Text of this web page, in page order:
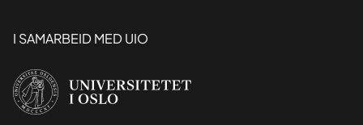
I SAMARBEID MED UIO